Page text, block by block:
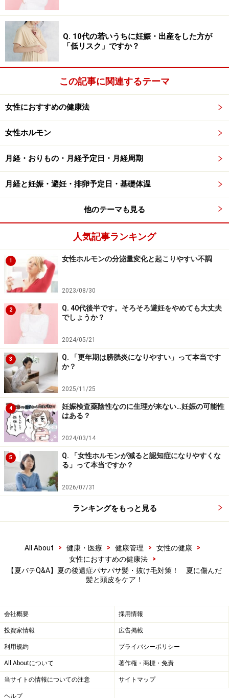
Q. 10代の若いうちに妊娠・出産をした方が
「低リスク」ですか？
この記事に関連するテーマ
女性におすすめの健康法
女性ホルモン
月経・おりもの・月経予定日・月経周期
月経と妊娠・避妊・排卵予定日・基礎体温
他のテーマも見る
人気記事ランキング
1 女性ホルモンの分泌量変化と起こりやすい不調
2023/08/30
2
Q. 40代後半です。そろそろ避妊をやめても大丈夫
でしょうか？
2024/05/21
3
Q. 「更年期は膀胱炎になりやすい」って本当です
か？
2025/11/25
4
妊娠検査薬陰性なのに生理が来ない…妊娠の可能性
はある？
2024/03/14
5
Q. 「女性ホルモンが減ると認知症になりやすくな
る」って本当ですか？
2026/07/31
ランキングをもっと見る
All About > 健康・医療 > 健康管理 > 女性の健康
>
女性におすすめの健康法
>
【夏バテQ&A】夏の後遺症パサパサ髪・抜け毛対策！ 夏に傷んだ
髪と頭皮をケア！
会社概要 採用情報
投資家情報 広告掲載
利用規約 プライバシーポリシー
All Aboutについて 著作権・商標・免責
当サイトの情報についての注意 サイトマップ
ヘルプ